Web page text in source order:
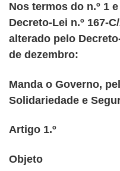
Nos termos do n.º 1
Decreto-Lei n.º 167-
alterado pelo
de dezembro:
Manda o Governo,
Solidariedade e
Artigo 1.º
Objeto